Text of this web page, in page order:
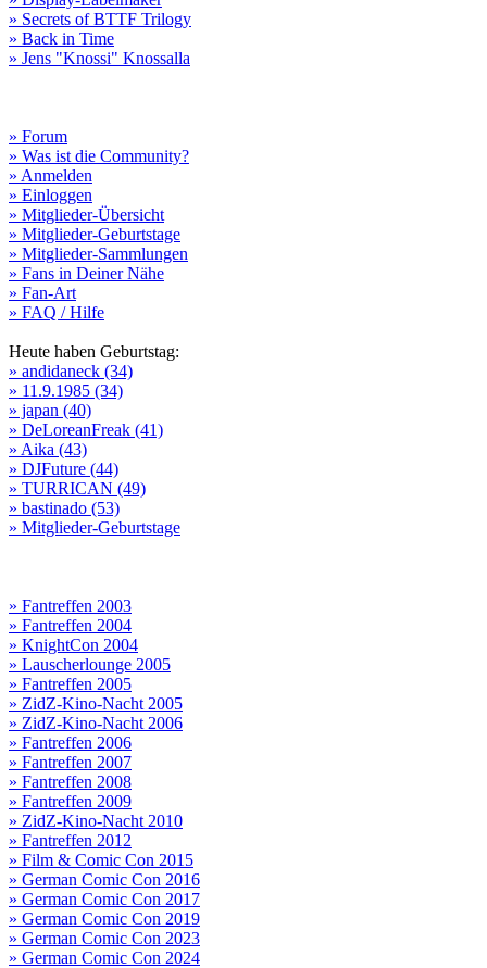
» Secrets of BTTF Trilogy
» Back in Time
» Jens "Knossi" Knossalla
» Forum
» Was ist die Community?
» Anmelden
» Einloggen
» Mitglieder-Übersicht
» Mitglieder-Geburtstage
» Mitglieder-Sammlungen
» Fans in Deiner Nähe
» Fan-Art
» FAQ / Hilfe
Heute haben Geburtstag:
» andidaneck (34)
» 11.9.1985 (34)
» japan (40)
» DeLoreanFreak (41)
» Aika (43)
» DJFuture (44)
» TURRICAN (49)
» bastinado (53)
» Mitglieder-Geburtstage
» Fantreffen 2003
» Fantreffen 2004
» KnightCon 2004
» Lauscherlounge 2005
» Fantreffen 2005
» ZidZ-Kino-Nacht 2005
» ZidZ-Kino-Nacht 2006
» Fantreffen 2006
» Fantreffen 2007
» Fantreffen 2008
» Fantreffen 2009
» ZidZ-Kino-Nacht 2010
» Fantreffen 2012
» Film & Comic Con 2015
» German Comic Con 2016
» German Comic Con 2017
» German Comic Con 2019
» German Comic Con 2023
» German Comic Con 2024